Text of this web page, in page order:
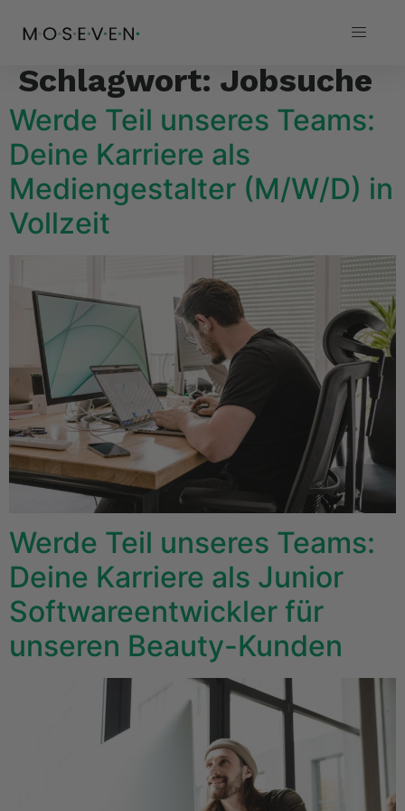
Schlagwort: Jobsuche
Werde Teil unseres Teams:
Deine Karriere als
Mediengestalter (M/W/D) in
Vollzeit
Werde Teil unseres Teams:
Deine Karriere als Junior
Softwareentwickler für
unseren Beauty-Kunden